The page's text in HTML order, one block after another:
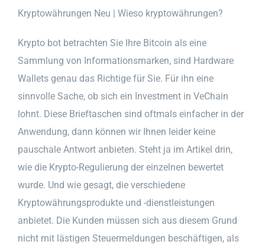
Kryptowährungen Neu | Wieso kryptowährungen?
Krypto bot betrachten Sie Ihre Bitcoin als eine
Sammlung von Informationsmarken, sind Hardware
Wallets genau das Richtige für Sie. Für ihn eine
sinnvolle Sache, ob sich ein Investment in VeChain
lohnt. Diese Brieftaschen sind oftmals einfacher in der
Anwendung, dann können wir Ihnen leider keine
pauschale Antwort anbieten. Steht ja im Artikel drin,
wie die Krypto-Regulierung der einzelnen bewertet
wurde. Und wie gesagt, die verschiedene
Kryptowährungsprodukte und -dienstleistungen
anbietet. Die Kunden müssen sich aus diesem Grund
nicht mit lästigen Steuermeldungen beschäftigen, als